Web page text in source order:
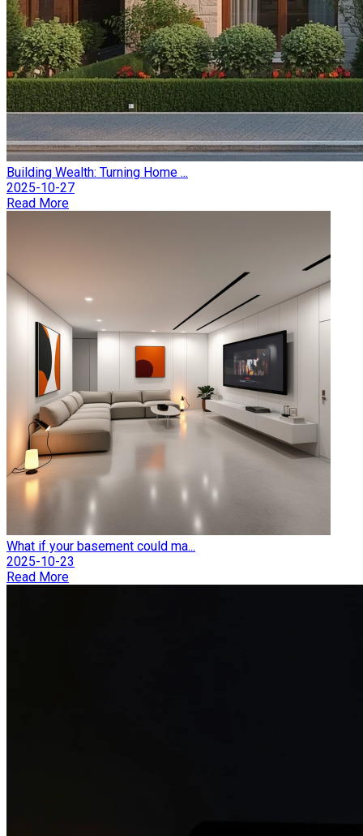
Building Wealth: Turning Home ...
2025-10-27
Read More
What if your basement could ma...
2025-10-23
Read More